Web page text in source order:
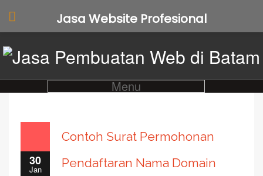
Menu
30
Jan
Contoh Surat Permohonan
Pendaftaran Nama Domain
Jasa Website Profesional